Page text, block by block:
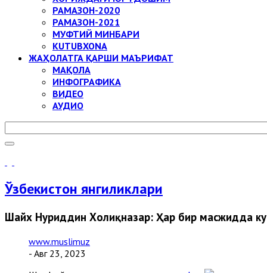
РАМАЗОН-2020
РАМАЗОН-2021
МУФТИЙ МИНБАРИ
KUTUBXONA
ЖАҲОЛАТГА ҚАРШИ МАЪРИФАТ
МАҚОЛА
ИНФОГРАФИКА
ВИДЕО
АУДИО
Ўзбекистон янгиликлари
Шайх Нуриддин Холиқназар: Ҳар бир масжидда
www.muslimuz
- Авг 23, 2023